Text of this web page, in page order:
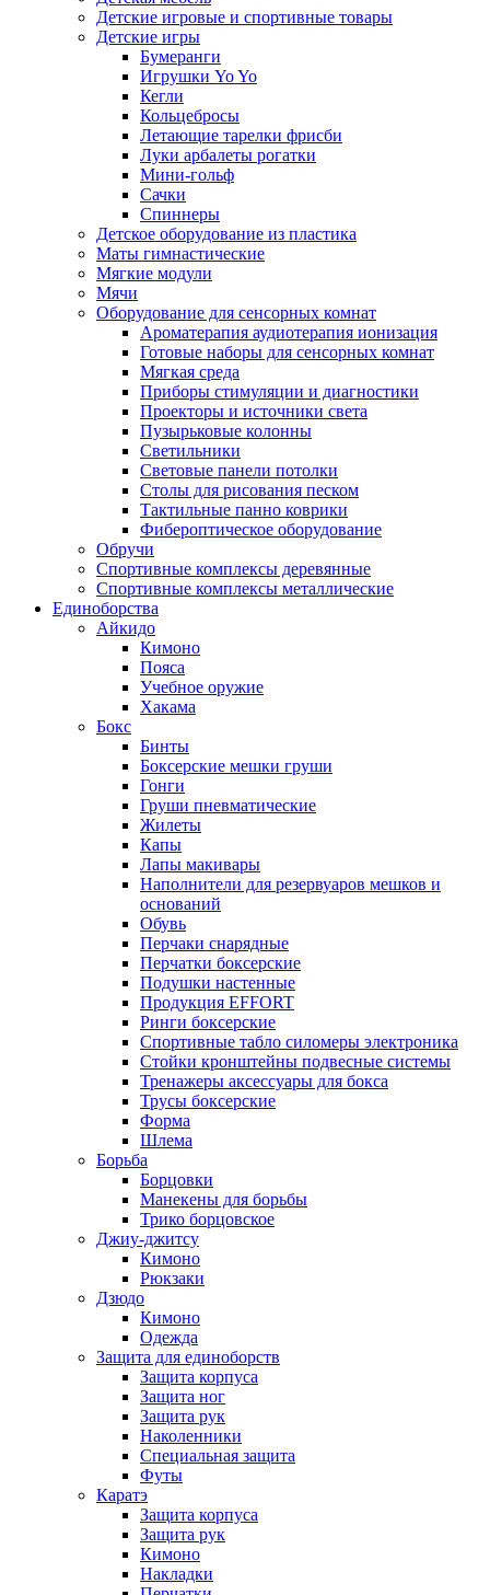
Детские игровые и спортивные товары
Детские игры
Бумеранги
Игрушки Yo Yo
Кегли
Кольцебросы
Летающие тарелки фрисби
Луки арбалеты рогатки
Мини-гольф
Сачки
Спиннеры
Детское оборудование из пластика
Маты гимнастические
Мягкие модули
Мячи
Оборудование для сенсорных комнат
Ароматерапия аудиотерапия ионизация
Готовые наборы для сенсорных комнат
Мягкая среда
Приборы стимуляции и диагностики
Проекторы и источники света
Пузырьковые колонны
Светильники
Световые панели потолки
Столы для рисования песком
Тактильные панно коврики
Фибероптическое оборудование
Обручи
Спортивные комплексы деревянные
Спортивные комплексы металлические
Единоборства
Айкидо
Кимоно
Пояса
Учебное оружие
Хакама
Бокс
Бинты
Боксерские мешки груши
Гонги
Груши пневматические
Жилеты
Капы
Лапы макивары
Наполнители для резервуаров мешков и
оснований
Обувь
Перчаки снарядные
Перчатки боксерские
Подушки настенные
Продукция EFFORT
Ринги боксерские
Спортивные табло силомеры электроника
Стойки кронштейны подвесные системы
Тренажеры аксессуары для бокса
Трусы боксерские
Форма
Шлема
Борьба
Борцовки
Манекены для борьбы
Трико борцовское
Джиу-джитсу
Кимоно
Рюкзаки
Дзюдо
Кимоно
Одежда
Защита для единоборств
Защита корпуса
Защита ног
Защита рук
Наколенники
Специальная защита
Футы
Каратэ
Защита корпуса
Защита рук
Кимоно
Накладки